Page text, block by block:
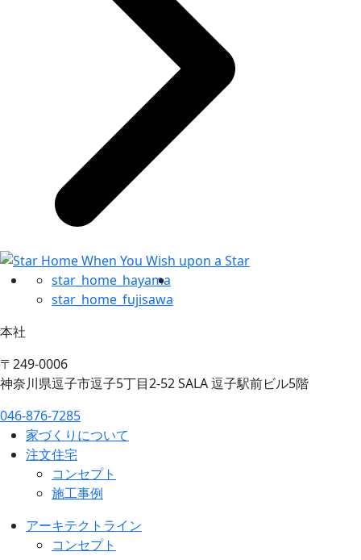
star_home_hayama
star_home_fujisawa
本社
〒249-0006
神奈川県逗子市逗子5丁目2-52 SALA 逗子駅前ビル5階
046-876-7285
家づくりについて
注文住宅
コンセプト
施工事例
アーキテクトライン
コンセプト